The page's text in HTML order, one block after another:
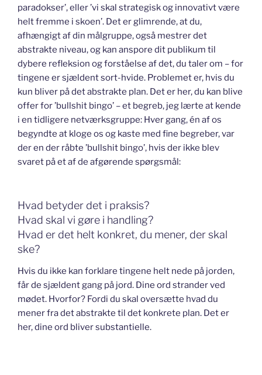
paradokser’, eller ’vi skal strategisk og innovativt være
helt fremme i skoen’. Det er glimrende, at du,
afhængigt af din målgruppe, også mestrer det
abstrakte niveau, og kan anspore dit publikum til
dybere refleksion og forståelse af det, du taler om – for
tingene er sjældent sort-hvide. Problemet er, hvis du
kun bliver på det abstrakte plan. Det er her, du kan blive
offer for ’bullshit bingo’ – et begreb, jeg lærte at kende
i en tidligere netværksgruppe: Hver gang, én af os
begyndte at kloge os og kaste med fine begreber, var
der en der råbte ’bullshit bingo’, hvis der ikke blev
svaret på et af de afgørende spørgsmål:
Hvad betyder det i praksis?
Hvad skal vi gøre i handling?
Hvad er det helt konkret, du mener, der skal
ske?
Hvis du ikke kan forklare tingene helt nede på jorden,
får de sjældent gang på jord. Dine ord strander ved
mødet. Hvorfor? Fordi du skal oversætte hvad du
mener fra det abstrakte til det konkrete plan. Det er
her, dine ord bliver substantielle.